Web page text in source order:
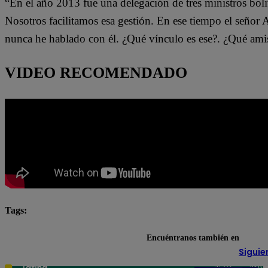
“En el año 2013 fue una delegación de tres ministros
Nosotros facilitamos esa gestión. En ese tiempo el
nunca he hablado con él. ¿Qué vínculo es ese?. ¿Qué
VIDEO RECOMENDADO
Tags:
Encuéntranos también en